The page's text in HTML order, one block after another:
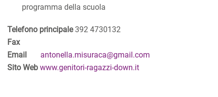
programma della scuola
Telefono principale392 4730132
Fax
Email
antonella.misuraca@gmail.com
Sito Web www.genitori-ragazzi-down.it